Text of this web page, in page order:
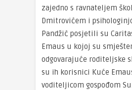
zajedno s ravnateljem
Dmitrovićem i
Pandžić posjetili su
Emaus u kojoj su
odgovarajuće roditeljske
su ih korisnici Kuće
voditeljicom gospođom